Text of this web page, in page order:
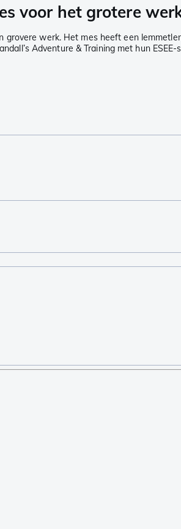
voor het grotere
grovere werk. Het mes heeft een
Adventure & Training met hun